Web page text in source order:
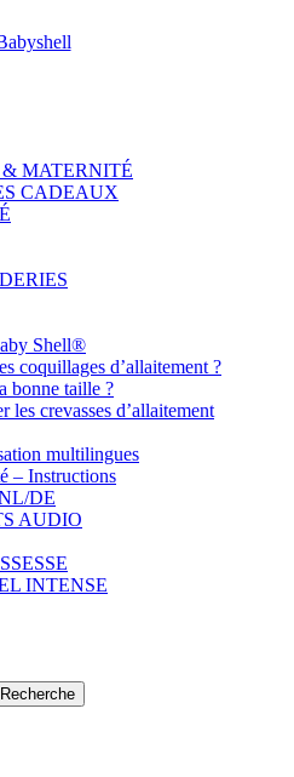
MATERNITÉ
CADEAUX
Shell®
coquillages d’allaitement ?
bonne taille ?
les crevasses d’allaitement
multilingues
– Instructions
DE
AUDIO
INTENSE
Recherche